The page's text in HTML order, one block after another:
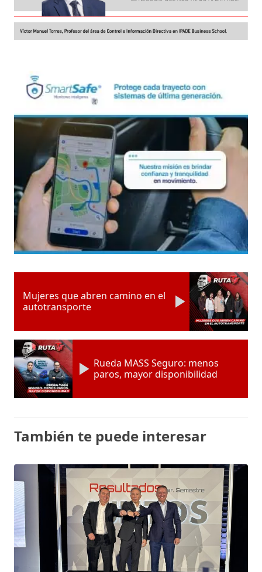
Mujeres que abren camino en el
autotransporte
Rueda MASS Seguro: menos
paros, mayor disponibilidad
También te puede interesar